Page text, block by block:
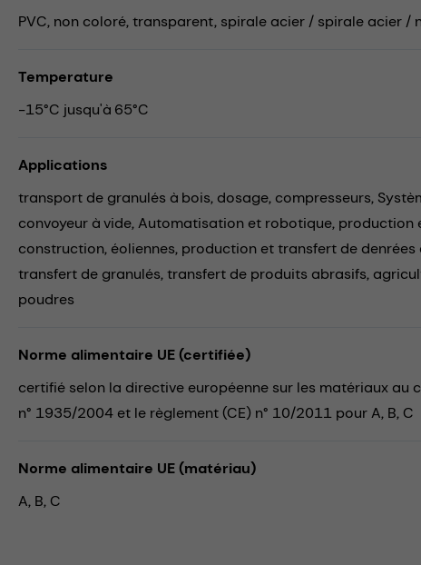
PVC, non coloré, transparent, spirale acier / spirale acier /
Temperature
-15°C jusqu'à 65°C
Applications
transport de granulés à bois, dosage, compresseurs,
convoyeur à vide,Automatisation et robotique, production
construction, éoliennes, production et transfert de denrées
transfert de granulés,transfert de produits abrasifs,
poudres
Norme alimentaire UE (certifiée)
certifié selon la directive européenne sur les matériaux au
n° 1935/2004 et le règlement (CE) n° 10/2011 pour A, B, C
Norme alimentaire UE (matériau)
A, B, C